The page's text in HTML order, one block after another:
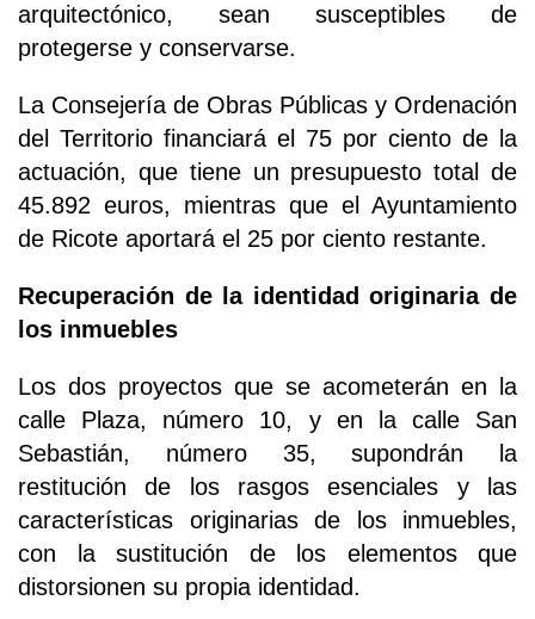
arquitectónico, sean susceptibles de
protegerse y conservarse.
La Consejería de Obras Públicas y Ordenación
del Territorio financiará el 75 por ciento de la
actuación, que tiene un presupuesto total de
45.892 euros, mientras que el Ayuntamiento
de Ricote aportará el 25 por ciento restante.
Recuperación de la identidad originaria de
los inmuebles
Los dos proyectos que se acometerán en la
calle Plaza, número 10, y en la calle San
Sebastián, número 35, supondrán la
restitución de los rasgos esenciales y las
características originarias de los inmuebles,
con la sustitución de los elementos que
distorsionen su propia identidad.